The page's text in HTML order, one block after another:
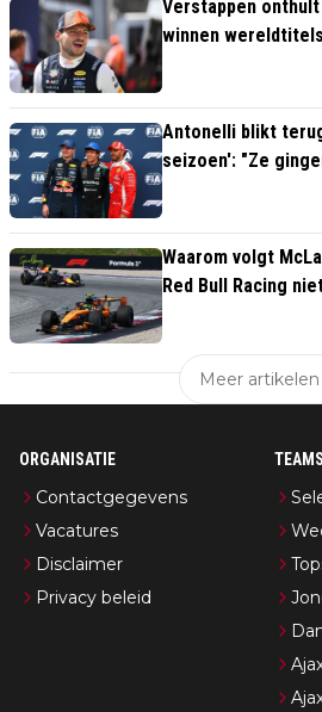
Verstappen
winnen
Antonelli blikt
seizoen': "Ze
Waarom volgt
Red Bull Racing
Meer artikelen
ORGANISATIE
Contactgegevens
Vacatures
Disclaimer
Privacy beleid
TEAMS